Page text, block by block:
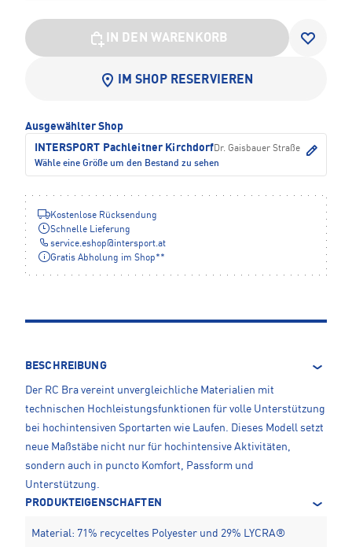
IN DEN WARENKORB
IM SHOP RESERVIEREN
Ausgewählter Shop
INTERSPORT Pachleitner KirchdorfDr. Gaisbauer Straße
Wähle eine Größe um den Bestand zu sehen
Kostenlose Rücksendung
Schnelle Lieferung
service.eshop@intersport.at
Gratis Abholung im Shop**
BESCHREIBUNG
Der RC Bra vereint unvergleichliche Materialien mit
technischen Hochleistungsfunktionen für volle Unterstützung
bei hochintensiven Sportarten wie Laufen. Dieses Modell setzt
neue Maßstäbe nicht nur für hochintensive Aktivitäten,
sondern auch in puncto Komfort, Passform und
Unterstützung.
PRODUKTEIGENSCHAFTEN
Material: 71% recyceltes Polyester und 29% LYCRA®